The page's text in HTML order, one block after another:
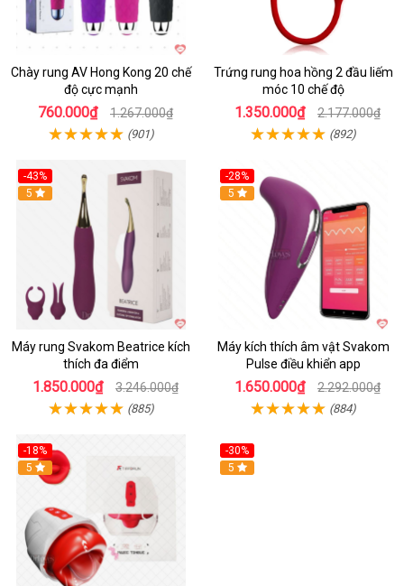
Chày rung AV Hong Kong 20 chế
độ cực mạnh
760.000₫ 1.267.000₫
(901)
Trứng rung hoa hồng 2 đầu liếm
móc 10 chế độ
1.350.000₫ 2.177.000₫
(892)
-43%
Hot
5
Máy rung Svakom Beatrice kích
thích đa điểm
1.850.000₫ 3.246.000₫
(885)
-28%
Hot
5
Máy kích thích âm vật Svakom
Pulse điều khiển app
1.650.000₫ 2.292.000₫
(884)
-18%
Hot
5
-30%
Hot
5